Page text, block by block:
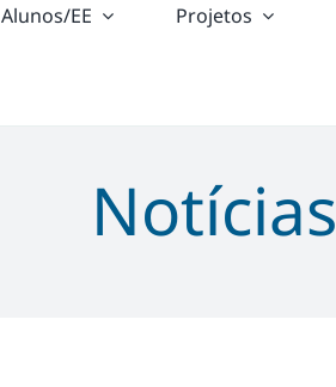
Alunos/EE Projetos
Notícias